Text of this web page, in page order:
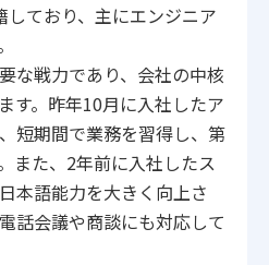
ており、主にエンジニア
な戦力であり、会社の中核
す。昨年10月に入社したア
短期間で業務を習得し、第
また、2年前に入社したス
本語能力を大きく向上さ
話会議や商談にも対応して